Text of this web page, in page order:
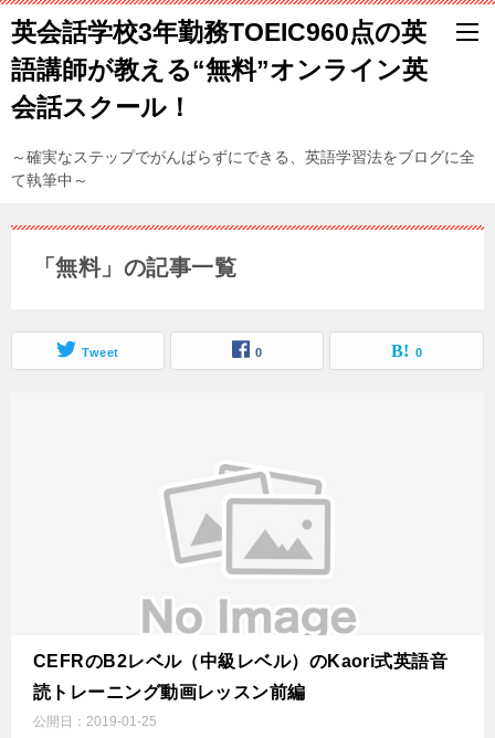
英会話学校3年勤務TOEIC960点の英
語講師が教える“無料”オンライン英
会話スクール！
～確実なステップでがんばらずにできる、英語学習法をブログに全
て執筆中～
「無料」の記事一覧
Tweet 0 0
CEFRのB2レベル（中級レベル）のKaori式英語音
読トレーニング動画レッスン前編
公開日： 2019-01-25